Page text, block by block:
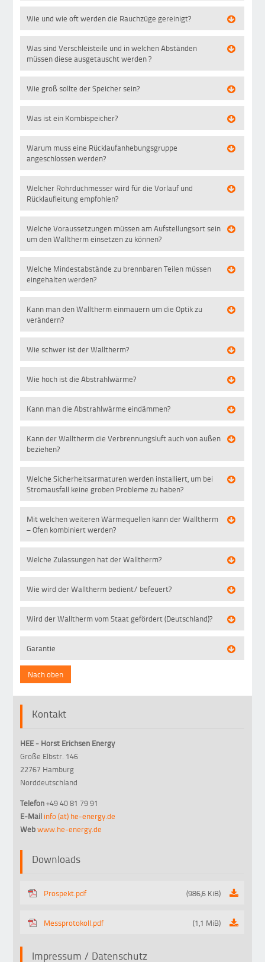
Wie und wie oft werden die Rauchzüge gereinigt?
Was sind Verschleisteile und in welchen Abständen
müssen diese ausgetauscht werden ?
Wie groß sollte der Speicher sein?
Was ist ein Kombispeicher?
Warum muss eine Rücklaufanhebungsgruppe
angeschlossen werden?
Welcher Rohrduchmesser wird für die Vorlauf und
Rücklaufleitung empfohlen?
Welche Voraussetzungen müssen am Aufstellungsort sein
um den Walltherm einsetzen zu können?
Welche Mindestabstände zu brennbaren Teilen müssen
eingehalten werden?
Kann man den Walltherm einmauern um die Optik zu
verändern?
Wie schwer ist der Walltherm?
Wie hoch ist die Abstrahlwärme?
Kann man die Abstrahlwärme eindämmen?
Kann der Walltherm die Verbrennungsluft auch von außen
beziehen?
Welche Sicherheitsarmaturen werden installiert, um bei
Stromausfall keine groben Probleme zu haben?
Mit welchen weiteren Wärmequellen kann der Walltherm
– Ofen kombiniert werden?
Welche Zulassungen hat der Walltherm?
Wie wird der Walltherm bedient/ befeuert?
Wird der Walltherm vom Staat gefördert (Deutschland)?
Garantie
Nach oben
Kontakt
HEE - Horst Erichsen Energy
Große Elbstr. 146
22767 Hamburg
Norddeutschland
Telefon+49 40 81 79 91
E-Mail info (at) he-energy.de
Webwww.he-energy.de
Downloads
Prospekt.pdf (986,6 KiB)
Messprotokoll.pdf (1,1 MiB)
Impressum / Datenschutz